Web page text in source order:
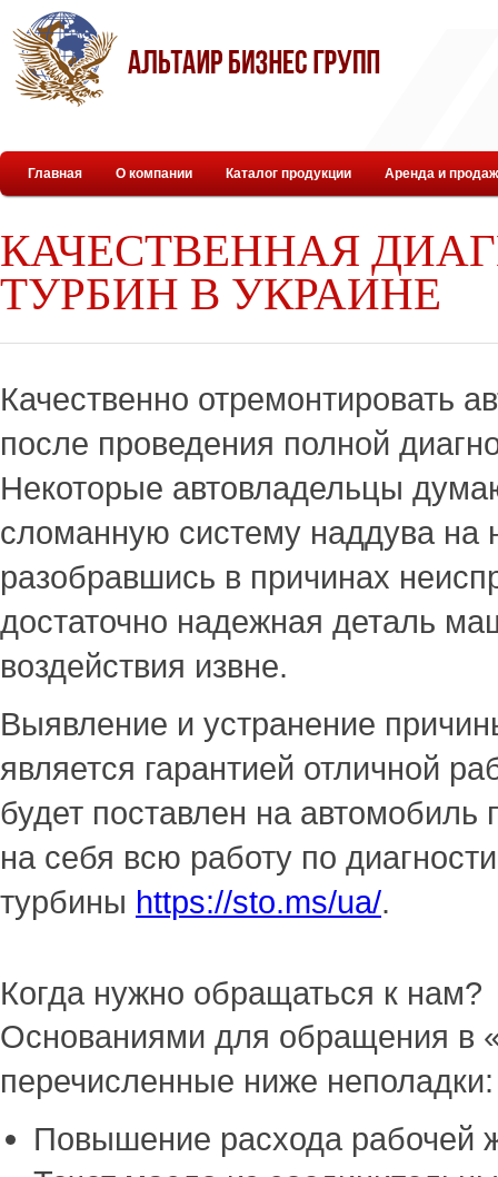
Главная О компании Каталог продукции Аренда и
КАЧЕСТВЕННАЯ
ТУРБИН В УКРАИНЕ
Качественно отремонтировать
после проведения полной
Некоторые автовладельцы
сломанную систему наддува на
разобравшись в причинах
достаточно надежная деталь
воздействия извне.
Выявление и устранение
является гарантией отличной
будет поставлен на автомобиль
на себя всю работу по
турбины https://sto.ms/ua/.
Когда нужно обращаться к нам?
Основаниями для обращения в
перечисленные ниже неполадки:
Повышение расхода рабочей